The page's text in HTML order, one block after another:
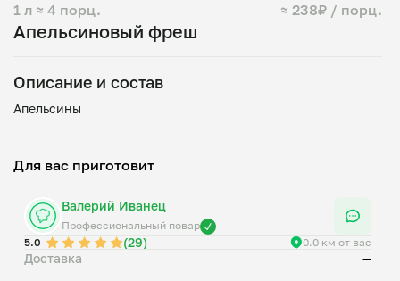
Апельсиновый фреш
1 л ≈ 4 порц. ≈ 238₽ / порц.
Описание и состав
Для вас приготовит
Валерий Иванец
Профессиональный повар
5.0
(29) 0.0 км от вас
Доставка —